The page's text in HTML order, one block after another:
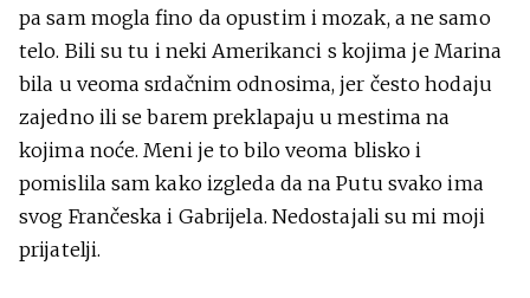
pa sam mogla fino da opustim i mozak, a ne samo
telo. Bili su tu i neki Amerikanci s kojima je Marina
bila u veoma srdačnim odnosima, jer često hodaju
zajedno ili se barem preklapaju u mestima na
kojima noće. Meni je to bilo veoma blisko i
pomislila sam kako izgleda da na Putu svako ima
svog Frančeska i Gabrijela. Nedostajali su mi moji
prijatelji.